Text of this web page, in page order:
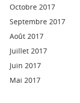
Octobre 2017
Septembre 2017
Août 2017
Juillet 2017
Juin 2017
Mai 2017